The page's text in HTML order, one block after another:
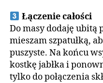
Łączenie całości
Do masy dodaję
mieszam szpatułką,
puszyste. Na końcu
kostkę jabłka i
tylko do połączenia